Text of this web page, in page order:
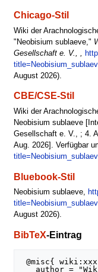
Chicago-Stil
Wiki der
"Neobisium sublaeve,"
Gesellschaft e. V., ,
August 2026).
CBE/CSE-Stil
Wiki der
Neobisium sublaeve
Gesellschaft e. V., ; 4.
Aug. 2026]. Verfügbar
Bluebook-Stil
Neobisium sublaeve,
August 2026).
BibTeX-Eintrag
@misc{ wiki:xxx,